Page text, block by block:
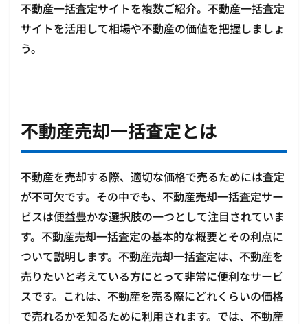
不動産一括査定サイトを複数ご紹介。不動産一括査定
サイトを活用して相場や不動産の価値を把握しましょ
う。
不動産売却一括査定とは
不動産を売却する際、適切な価格で売るためには査定
が不可欠です。その中でも、不動産売却一括査定サー
ビスは便益豊かな選択肢の一つとして注目されていま
す。不動産売却一括査定の基本的な概要とその利点に
ついて説明します。不動産売却一括査定は、不動産を
売りたいと考えている方にとって非常に便利なサービ
スです。これは、不動産を売る際にどれくらいの価格
で売れるかを知るために利用されます。では、不動産